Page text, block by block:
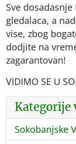
Sve
gledalaca, a
vise, zbog
dodjite na
zagarantovan!
VIDIMO SE U
Kategorije
Sokobanjske